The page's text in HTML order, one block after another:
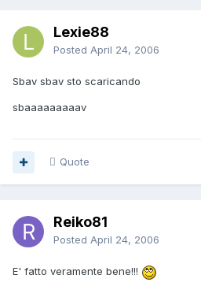
Lexie88
Posted April 24, 2006
Sbav sbav sto scaricando
sbaaaaaaaaav
Quote
Reiko81
Posted April 24, 2006
E' fatto veramente bene!!!